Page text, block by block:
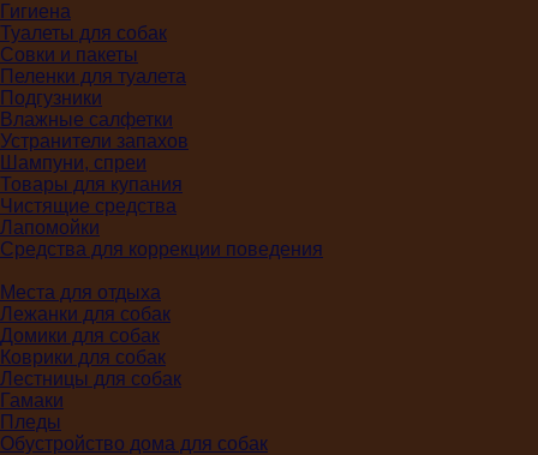
Гигиена
Туалеты для собак
Совки и пакеты
Пеленки для туалета
Подгузники
Влажные салфетки
Устранители запахов
Шампуни, спреи
Товары для купания
Чистящие средства
Лапомойки
Средства для коррекции поведения
Места для отдыха
Лежанки для собак
Домики для собак
Коврики для собак
Лестницы для собак
Гамаки
Пледы
Обустройство дома для собак